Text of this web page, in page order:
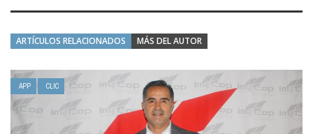
ARTÍCULOS RELACIONADOS MÁS DEL AUTOR
APP CLIC